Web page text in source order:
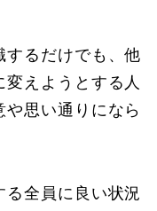
するだけでも、他
えようとする人
思い通りになら
る全員に良い状況